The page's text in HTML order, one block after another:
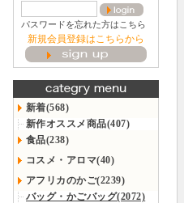
パスワードを忘れた方はこちら
新規会員登録はこちらから
新着(568)
新作オススメ商品(407)
食品(238)
コスメ・アロマ(40)
アフリカのかご(2239)
バッグ・かごバッグ(2072)